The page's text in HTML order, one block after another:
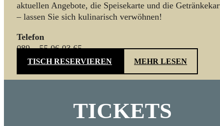
aktuellen Angebote, die Speisekarte und die
– lassen Sie sich kulinarisch verwöhnen!
Telefon
089 – 55 06 03 65
TISCH RESERVIEREN MEHR LESEN
TICKETS